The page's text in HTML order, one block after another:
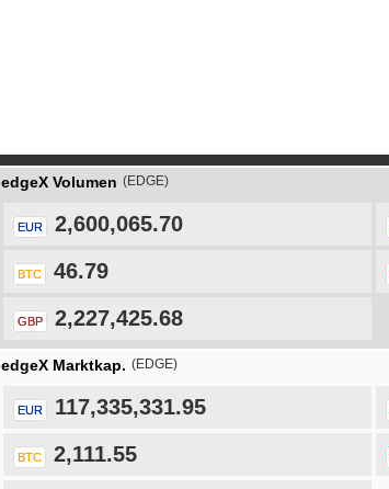
edgeX Volumen (EDGE)
EUR 2,600,065.70
BTC 46.79
GBP 2,227,425.68
edgeX Marktkap. (EDGE)
EUR 117,335,331.95
BTC 2,111.55